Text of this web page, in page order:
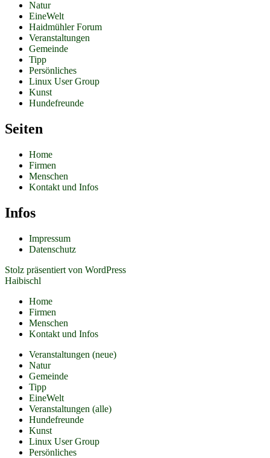
Natur
EineWelt
Haidmühler Forum
Veranstaltungen
Gemeinde
Tipp
Persönliches
Linux User Group
Kunst
Hundefreunde
Seiten
Home
Firmen
Menschen
Kontakt und Infos
Infos
Impressum
Datenschutz
Stolz präsentiert von WordPress
Haibischl
Home
Firmen
Menschen
Kontakt und Infos
Veranstaltungen (neue)
Natur
Gemeinde
Tipp
EineWelt
Veranstaltungen (alle)
Hundefreunde
Kunst
Linux User Group
Persönliches